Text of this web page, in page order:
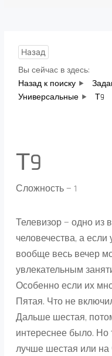
Назад
Вы сейчас в здесь:
Назад к поиску
Универсальные
Т9
Т9
Сложность — 1
Телевизор — одно из
человечества, а если
вообще весь вечер
увлекательным
Особенно если их
Пятая. Что не
Дальше шестая,
интереснее было. Но
лучше шестая или на